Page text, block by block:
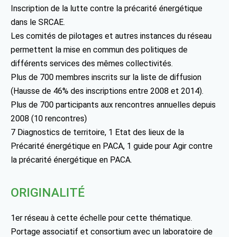
Inscription de la lutte contre la précarité énergétique
dans le SRCAE.
Les comités de pilotages et autres instances du réseau
permettent la mise en commun des politiques de
différents services des mêmes collectivités.
Plus de 700 membres inscrits sur la liste de diffusion
(Hausse de 46% des inscriptions entre 2008 et 2014).
Plus de 700 participants aux rencontres annuelles depuis
2008 (10 rencontres)
7 Diagnostics de territoire, 1 Etat des lieux de la
Précarité énergétique en PACA, 1 guide pour Agir contre
la précarité énergétique en PACA.
ORIGINALITÉ
1er réseau à cette échelle pour cette thématique.
Portage associatif et consortium avec un laboratoire de